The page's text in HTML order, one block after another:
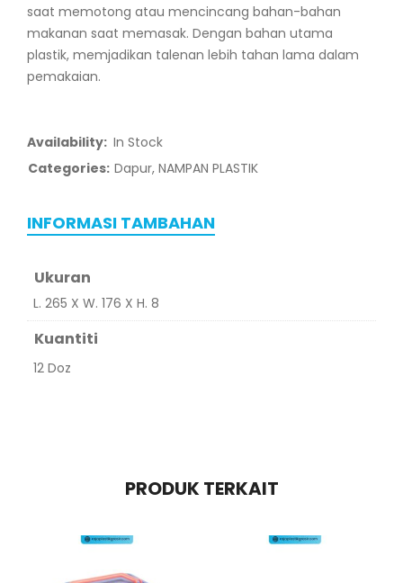
saat memotong atau mencincang bahan-bahan
makanan saat memasak. Dengan bahan utama
plastik, memjadikan talenan lebih tahan lama dalam
pemakaian.
Availability: In Stock
Categories: Dapur, NAMPAN PLASTIK
INFORMASI TAMBAHAN
Ukuran
L. 265 X W. 176 X H. 8
Kuantiti
12 Doz
PRODUK TERKAIT